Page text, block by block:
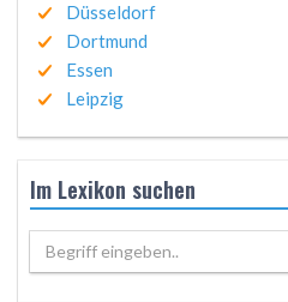
Düsseldorf
Dortmund
Essen
Leipzig
Im Lexikon suchen
Begriff eingeben..